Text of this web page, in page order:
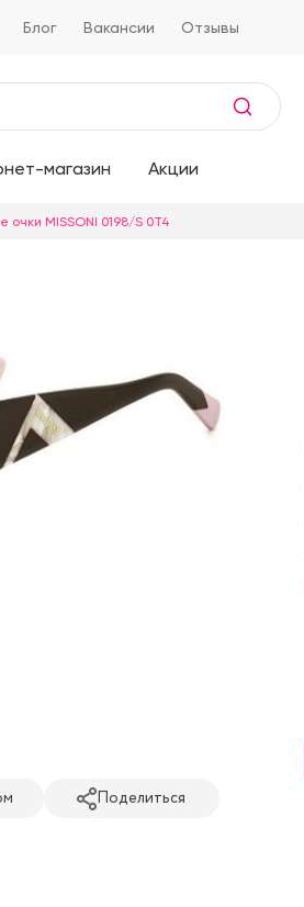
Блог Вакансии Отзывы
магазин Акции
очки MISSONI 0198/S 0T4
Поделиться